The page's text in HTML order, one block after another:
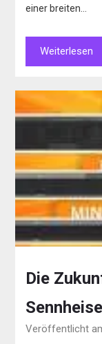
einer breiten…
Weiterlesen
Die
Veröffentlicht